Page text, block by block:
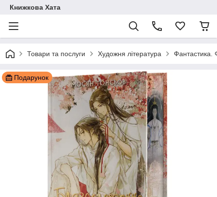
Книжкова Хата
Товари та послуги Художня література Фантастика.
Подарунок